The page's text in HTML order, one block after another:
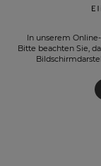
In unserem
Bitte beachten Sie,